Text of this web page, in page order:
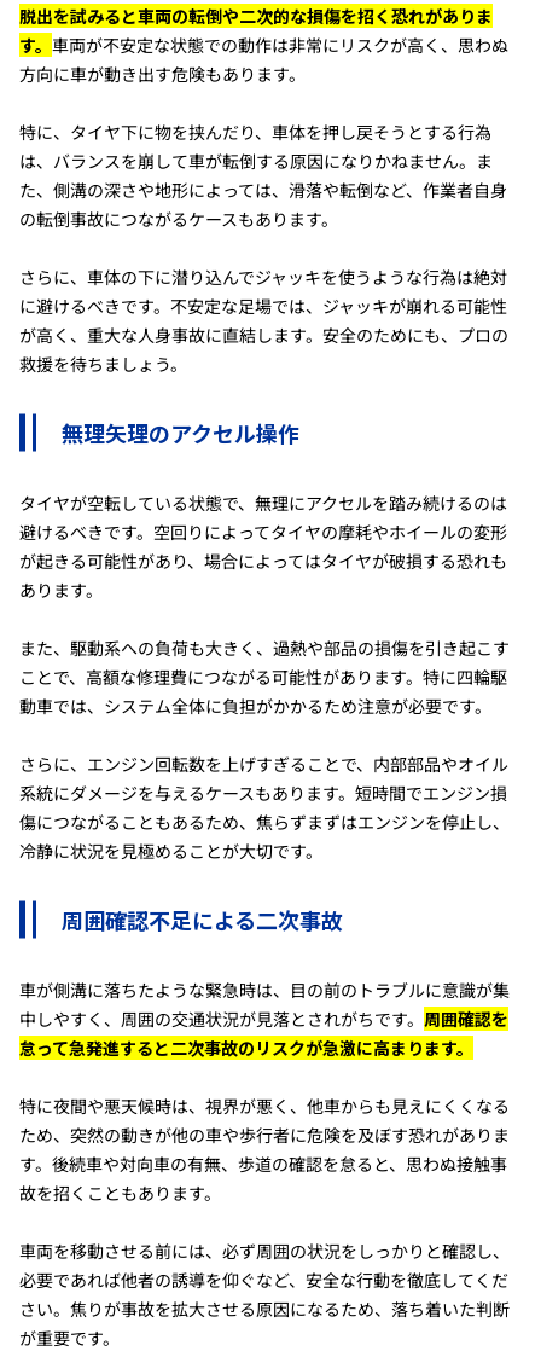
脱出を試みると車両の転倒や二次的な損傷を招く恐れがありま
す。 車両が不安定な状態での動作は非常にリスクが高く、思わぬ
方向に車が動き出す危険もあります。
特に、タイヤ下に物を挟んだり、車体を押し戻そうとする行為
は、バランスを崩して車が転倒する原因になりかねません。ま
た、側溝の深さや地形によっては、滑落や転倒など、作業者自身
の転倒事故につながるケースもあります。
さらに、車体の下に潜り込んでジャッキを使うような行為は絶対
に避けるべきです。不安定な足場では、ジャッキが崩れる可能性
が高く、重大な人身事故に直結します。安全のためにも、プロの
救援を待ちましょう。
無理矢理のアクセル操作
タイヤが空転している状態で、無理にアクセルを踏み続けるのは
避けるべきです。空回りによってタイヤの摩耗やホイールの変形
が起きる可能性があり、場合によってはタイヤが破損する恐れも
あります。
また、駆動系への負荷も大きく、過熱や部品の損傷を引き起こす
ことで、高額な修理費につながる可能性があります。特に四輪駆
動車では、システム全体に負担がかかるため注意が必要です。
さらに、エンジン回転数を上げすぎることで、内部部品やオイル
系統にダメージを与えるケースもあります。短時間でエンジン損
傷につながることもあるため、焦らずまずはエンジンを停止し、
冷静に状況を見極めることが大切です。
周囲確認不足による二次事故
車が側溝に落ちたような緊急時は、目の前のトラブルに意識が集
中しやすく、周囲の交通状況が見落とされがちです。 周囲確認を
怠って急発進すると二次事故のリスクが急激に高まります。
特に夜間や悪天候時は、視界が悪く、他車からも見えにくくなる
ため、突然の動きが他の車や歩行者に危険を及ぼす恐れがありま
す。後続車や対向車の有無、歩道の確認を怠ると、思わぬ接触事
故を招くこともあります。
車両を移動させる前には、必ず周囲の状況をしっかりと確認し、
必要であれば他者の誘導を仰ぐなど、安全な行動を徹底してくだ
さい。焦りが事故を拡大させる原因になるため、落ち着いた判断
が重要です。